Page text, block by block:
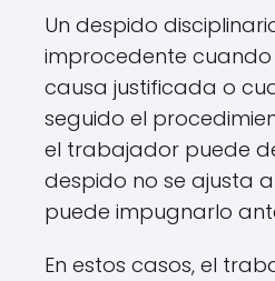
Un despido
improcedente cuando
causa justificada o
seguido el
el trabajador puede
despido no se ajusta
puede impugnarlo
En estos casos, el